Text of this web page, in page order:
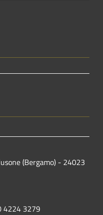
(Bergamo) - 24023
4224 3279